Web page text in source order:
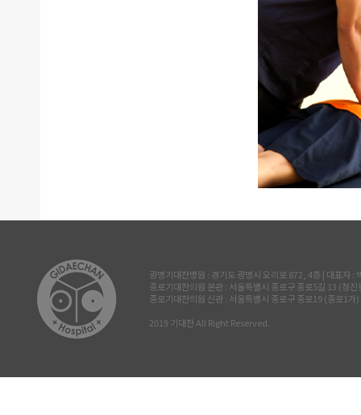
광명기대찬병원 : 경기도 광명시 오리로 872, 4층 | 대표
종로기대찬의원 본관 : 서울특별시 종로구 종로5길 13 (청
종로기대찬의원 신관 : 서울특별시 종로구 종로19 (종로1
2019 기대찬 All Right Reserved.